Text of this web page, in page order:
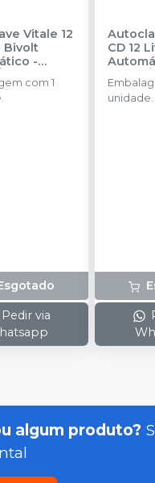
Vitale 12
Bivolt
-
com 1
Pedir via
CD 12
unidade.
algum produto?